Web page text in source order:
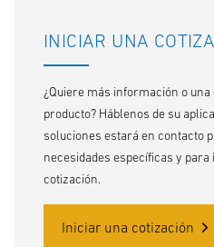
INICIAR UNA
¿Quiere más información o
producto? Háblenos de su
soluciones estará en contacto
necesidades específicas y
cotización.
Iniciar una cotización